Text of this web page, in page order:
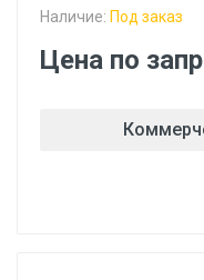
Наличие: Под заказ
Цена по